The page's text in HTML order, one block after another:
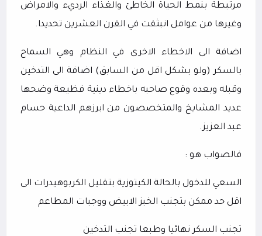
مرتبطة بنمط الحياة الخاطئ والغذاء الرديء والامراض
وغيرها من عوامل انبثقت في القرن العشرين تحديدا.
اضافة الى الاخطاء الاخرى في النظام وهي السماح
بالسكر (ولو بشكل اقل من السابق) اضافة الى التدخين
وقبله وبعده وقوع صاحبه باخطاء دينية فظيعة وضحها
عديد المشايخ والمتخصصون من ابرزهم الداعية حسام
عبد العزيز.
فالصواب هو :
السعي للدخول بالحالة الكيتوزية بتقليل الكربوهيدرات الى
اقل حد ممكن بتجنب الخبز الابيض ووجبات المطاعم
تجنب السكر نهائيا وطبعا تجنب التدخين